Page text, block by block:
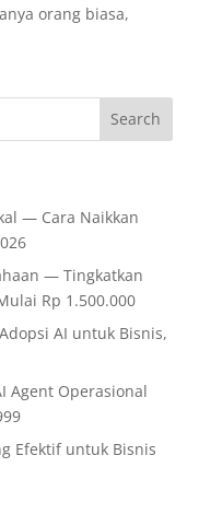
orang biasa,
— Cara Naikkan
— Tingkatkan
Rp 1.500.000
AI untuk Bisnis,
Agent Operasional
Efektif untuk Bisnis